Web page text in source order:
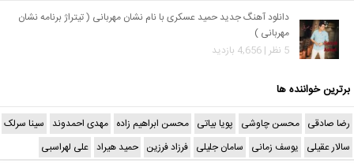
دانلود آهنگ جدید حمید عسکری با نام نشان مهربانی ( تیتراژ برنامه نشان
مهربانی )
5 نظر | 4,656 بازدید
برترین خواننده ها
رضا صادقی محسن چاوشی پویا بیاتی محسن ابراهیم زاده مهدی احمدوند سینا سرلک
سالار عقیلی یوسف زمانی سامان جلیلی فرزاد فرزین حمید هیراد علی لهراسبی